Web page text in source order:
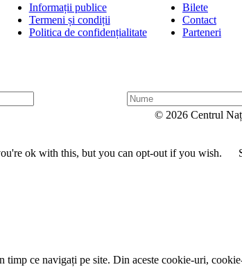
Informații publice
Termeni și condiții
Politica de confidențialitate
Bilete
Contact
Parteneri
N
u
© 2026 Centrul
ok with this, but you can opt-out if you wish.
ce navigați pe site. Din aceste cookie-uri,